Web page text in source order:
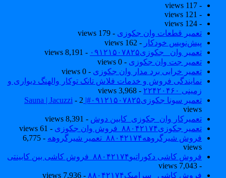
- 117 views
- 121 views
- 124 views
تعمیر قطعات وان جکوزی - 179 views
پیش‌نویس خودکار- 162 views
تعمیر وان _جکوزی۰۹۱۲۱۵۰۷۸۲۵
- 8,191 views
تعمیر جت وان جکوزی - 0 views
تعمیر خرابی برد مدار وان جکوزی - 0 views
نمایندگی فروش و خدمات فلاش تانک توکار والهنگ دیواری و
زمینی ۲۲۴۲۰۴۶۰
- 3,968 views
تعمیر سونا جکوزی۰۹۱۲۱۵۰۷۸۲۵#| Sauna | Jacuzzi
- 2
views
تعمیرکار وان_جکوزی_کابین دوش- 8,391 views
تعمیر جکوزی۸۸۰۴۲۱۷۴_فروش وان جکوزی
- 61 views
فروش شیرگروهه۸۸۰۴۲۱۷۴_تعمیر شیرگروهه
- 6,775
views
فروش کاشی دکوراتیو۸۸۰۴۲۱۷۴_فروش کاشی بین کابینتی
فروش کاشی _سرامیک۸۸۰۴۲۱۷۴
- 7,936 views